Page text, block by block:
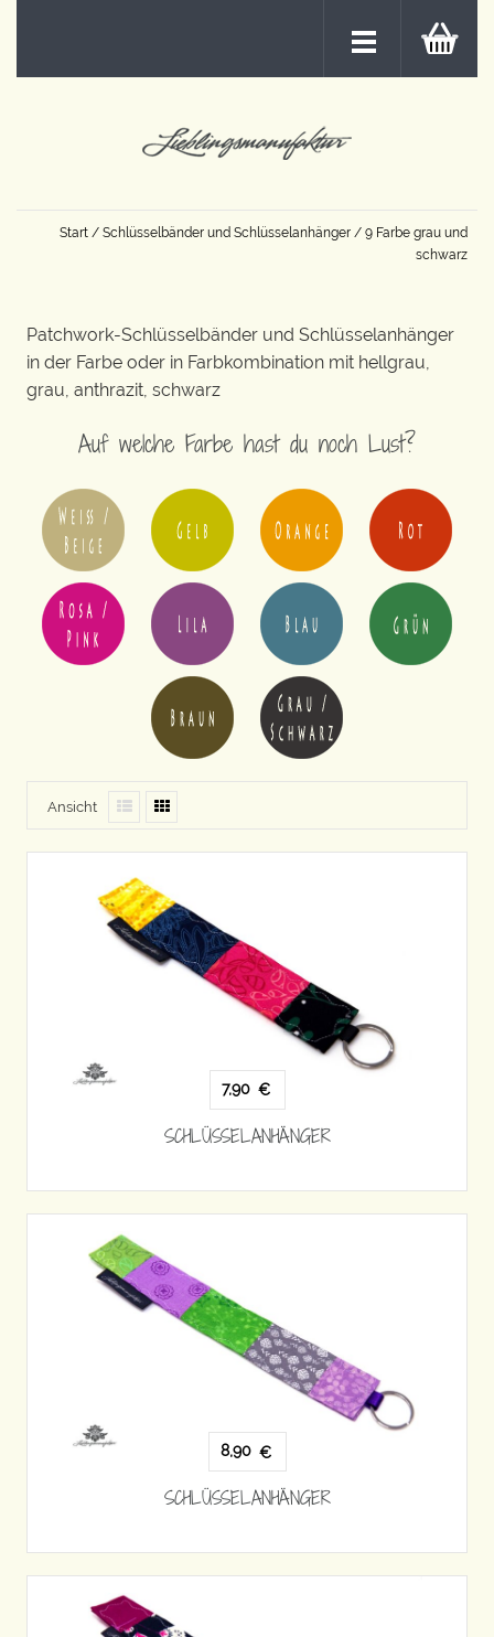
Start / Schlüsselbänder und Schlüsselanhänger / 9 Farbe grau und
schwarz
Patchwork-Schlüsselbänder und Schlüsselanhänger
in der Farbe oder in Farbkombination mit hellgrau,
grau, anthrazit, schwarz
Auf welche Farbe hast du noch Lust?
Ansicht
7,90 €
SCHLÜSSELANHÄNGER
8,90 €
SCHLÜSSELANHÄNGER